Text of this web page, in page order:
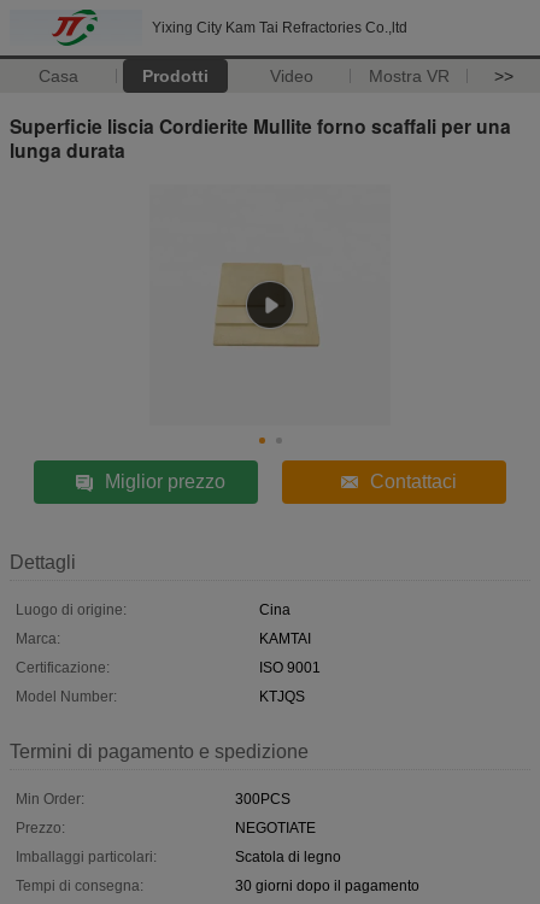
Yixing City Kam Tai Refractories Co.,ltd
Casa Prodotti Video Mostra VR >>
Superficie liscia Cordierite Mullite forno scaffali per una
lunga durata
Miglior prezzo Contattaci
Dettagli
Luogo di origine:
Cina
Marca:
KAMTAI
Certificazione:
ISO 9001
Model Number:
KTJQS
Termini di pagamento e spedizione
Min Order:
300PCS
Prezzo:
NEGOTIATE
Imballaggi particolari:
Scatola di legno
Tempi di consegna:
30 giorni dopo il pagamento